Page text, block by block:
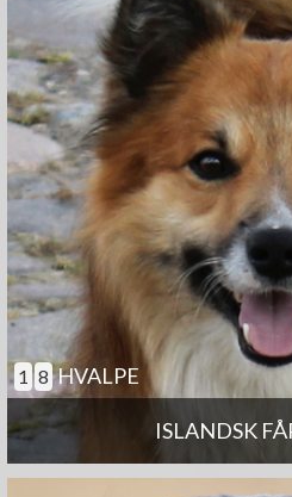
ISLANDSK
1 8 HVALPE